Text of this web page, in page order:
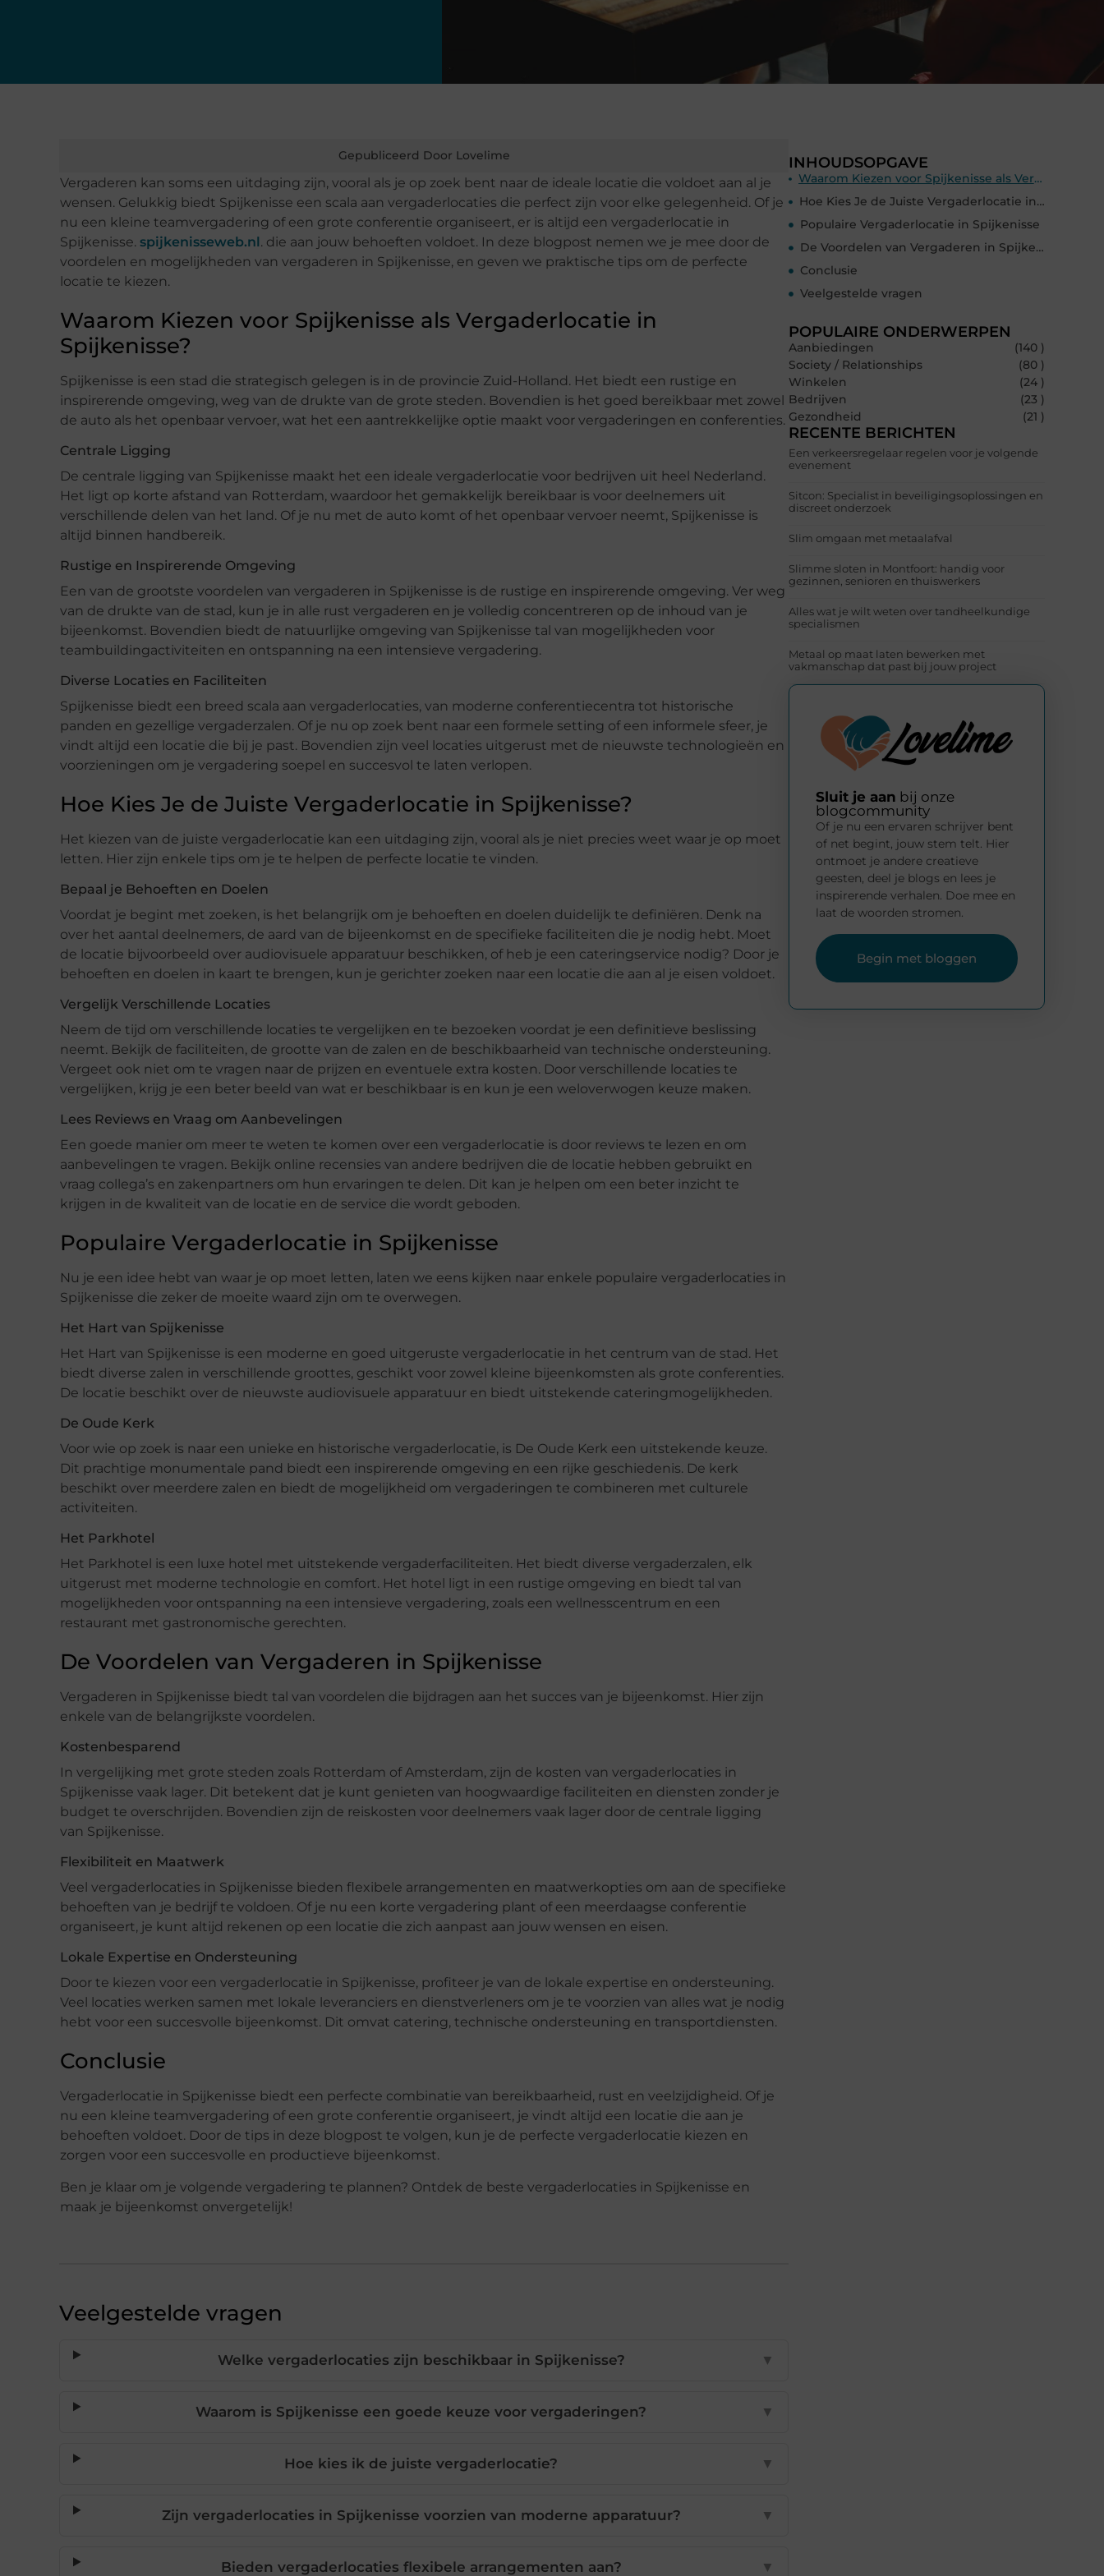
Gepubliceerd Door Lovelime
Vergaderen kan soms een uitdaging zijn, vooral als je op zoek bent naar de ideale locatie die voldoet aan al je
wensen. Gelukkig biedt Spijkenisse een scala aan vergaderlocaties die perfect zijn voor elke gelegenheid. Of je
nu een kleine teamvergadering of een grote conferentie organiseert, er is altijd een vergaderlocatie in
Spijkenisse. spijkenisseweb.nl . die aan jouw behoeften voldoet. In deze blogpost nemen we je mee door de
voordelen en mogelijkheden van vergaderen in Spijkenisse, en geven we praktische tips om de perfecte
locatie te kiezen.
Waarom Kiezen voor Spijkenisse als Vergaderlocatie in
Spijkenisse?
Spijkenisse is een stad die strategisch gelegen is in de provincie Zuid-Holland. Het biedt een rustige en
inspirerende omgeving, weg van de drukte van de grote steden. Bovendien is het goed bereikbaar met zowel
de auto als het openbaar vervoer, wat het een aantrekkelijke optie maakt voor vergaderingen en conferenties.
Centrale Ligging
De centrale ligging van Spijkenisse maakt het een ideale vergaderlocatie voor bedrijven uit heel Nederland.
Het ligt op korte afstand van Rotterdam, waardoor het gemakkelijk bereikbaar is voor deelnemers uit
verschillende delen van het land. Of je nu met de auto komt of het openbaar vervoer neemt, Spijkenisse is
altijd binnen handbereik.
Rustige en Inspirerende Omgeving
Een van de grootste voordelen van vergaderen in Spijkenisse is de rustige en inspirerende omgeving. Ver weg
van de drukte van de stad, kun je in alle rust vergaderen en je volledig concentreren op de inhoud van je
bijeenkomst. Bovendien biedt de natuurlijke omgeving van Spijkenisse tal van mogelijkheden voor
teambuildingactiviteiten en ontspanning na een intensieve vergadering.
Diverse Locaties en Faciliteiten
Spijkenisse biedt een breed scala aan vergaderlocaties, van moderne conferentiecentra tot historische
panden en gezellige vergaderzalen. Of je nu op zoek bent naar een formele setting of een informele sfeer, je
vindt altijd een locatie die bij je past. Bovendien zijn veel locaties uitgerust met de nieuwste technologieën en
voorzieningen om je vergadering soepel en succesvol te laten verlopen.
Hoe Kies Je de Juiste Vergaderlocatie in Spijkenisse?
Het kiezen van de juiste vergaderlocatie kan een uitdaging zijn, vooral als je niet precies weet waar je op moet
letten. Hier zijn enkele tips om je te helpen de perfecte locatie te vinden.
Bepaal je Behoeften en Doelen
Voordat je begint met zoeken, is het belangrijk om je behoeften en doelen duidelijk te definiëren. Denk na
over het aantal deelnemers, de aard van de bijeenkomst en de specifieke faciliteiten die je nodig hebt. Moet
de locatie bijvoorbeeld over audiovisuele apparatuur beschikken, of heb je een cateringservice nodig? Door je
behoeften en doelen in kaart te brengen, kun je gerichter zoeken naar een locatie die aan al je eisen voldoet.
Vergelijk Verschillende Locaties
Neem de tijd om verschillende locaties te vergelijken en te bezoeken voordat je een definitieve beslissing
neemt. Bekijk de faciliteiten, de grootte van de zalen en de beschikbaarheid van technische ondersteuning.
Vergeet ook niet om te vragen naar de prijzen en eventuele extra kosten. Door verschillende locaties te
vergelijken, krijg je een beter beeld van wat er beschikbaar is en kun je een weloverwogen keuze maken.
Lees Reviews en Vraag om Aanbevelingen
Een goede manier om meer te weten te komen over een vergaderlocatie is door reviews te lezen en om
aanbevelingen te vragen. Bekijk online recensies van andere bedrijven die de locatie hebben gebruikt en
vraag collega’s en zakenpartners om hun ervaringen te delen. Dit kan je helpen om een beter inzicht te
krijgen in de kwaliteit van de locatie en de service die wordt geboden.
Populaire Vergaderlocatie in Spijkenisse
Nu je een idee hebt van waar je op moet letten, laten we eens kijken naar enkele populaire vergaderlocaties in
Spijkenisse die zeker de moeite waard zijn om te overwegen.
Het Hart van Spijkenisse
Het Hart van Spijkenisse is een moderne en goed uitgeruste vergaderlocatie in het centrum van de stad. Het
biedt diverse zalen in verschillende groottes, geschikt voor zowel kleine bijeenkomsten als grote conferenties.
De locatie beschikt over de nieuwste audiovisuele apparatuur en biedt uitstekende cateringmogelijkheden.
De Oude Kerk
Voor wie op zoek is naar een unieke en historische vergaderlocatie, is De Oude Kerk een uitstekende keuze.
Dit prachtige monumentale pand biedt een inspirerende omgeving en een rijke geschiedenis. De kerk
beschikt over meerdere zalen en biedt de mogelijkheid om vergaderingen te combineren met culturele
activiteiten.
Het Parkhotel
Het Parkhotel is een luxe hotel met uitstekende vergaderfaciliteiten. Het biedt diverse vergaderzalen, elk
uitgerust met moderne technologie en comfort. Het hotel ligt in een rustige omgeving en biedt tal van
mogelijkheden voor ontspanning na een intensieve vergadering, zoals een wellnesscentrum en een
restaurant met gastronomische gerechten.
De Voordelen van Vergaderen in Spijkenisse
Vergaderen in Spijkenisse biedt tal van voordelen die bijdragen aan het succes van je bijeenkomst. Hier zijn
enkele van de belangrijkste voordelen.
Kostenbesparend
In vergelijking met grote steden zoals Rotterdam of Amsterdam, zijn de kosten van vergaderlocaties in
Spijkenisse vaak lager. Dit betekent dat je kunt genieten van hoogwaardige faciliteiten en diensten zonder je
budget te overschrijden. Bovendien zijn de reiskosten voor deelnemers vaak lager door de centrale ligging
van Spijkenisse.
Flexibiliteit en Maatwerk
Veel vergaderlocaties in Spijkenisse bieden flexibele arrangementen en maatwerkopties om aan de specifieke
behoeften van je bedrijf te voldoen. Of je nu een korte vergadering plant of een meerdaagse conferentie
organiseert, je kunt altijd rekenen op een locatie die zich aanpast aan jouw wensen en eisen.
Lokale Expertise en Ondersteuning
Door te kiezen voor een vergaderlocatie in Spijkenisse, profiteer je van de lokale expertise en ondersteuning.
Veel locaties werken samen met lokale leveranciers en dienstverleners om je te voorzien van alles wat je nodig
hebt voor een succesvolle bijeenkomst. Dit omvat catering, technische ondersteuning en transportdiensten.
Conclusie
Vergaderlocatie in Spijkenisse biedt een perfecte combinatie van bereikbaarheid, rust en veelzijdigheid. Of je
nu een kleine teamvergadering of een grote conferentie organiseert, je vindt altijd een locatie die aan je
behoeften voldoet. Door de tips in deze blogpost te volgen, kun je de perfecte vergaderlocatie kiezen en
zorgen voor een succesvolle en productieve bijeenkomst.
Ben je klaar om je volgende vergadering te plannen? Ontdek de beste vergaderlocaties in Spijkenisse en
maak je bijeenkomst onvergetelijk!
Veelgestelde vragen
Welke vergaderlocaties zijn beschikbaar in Spijkenisse? ▼
Waarom is Spijkenisse een goede keuze voor vergaderingen? ▼
Hoe kies ik de juiste vergaderlocatie? ▼
Zijn vergaderlocaties in Spijkenisse voorzien van moderne apparatuur? ▼
Bieden vergaderlocaties flexibele arrangementen aan? ▼
INHOUDSOPGAVE
Waarom Kiezen voor Spijkenisse als Vergaderlocatie in Spijkenisse?
Hoe Kies Je de Juiste Vergaderlocatie in Spijkenisse?
Populaire Vergaderlocatie in Spijkenisse
De Voordelen van Vergaderen in Spijkenisse
Conclusie
Veelgestelde vragen
POPULAIRE ONDERWERPEN
Aanbiedingen
(140 )
Society / Relationships
(80 )
Winkelen
(24 )
Bedrijven
(23 )
Gezondheid
(21 )
RECENTE BERICHTEN
Een verkeersregelaar regelen voor je volgende
evenement
Sitcon: Specialist in beveiligingsoplossingen en
discreet onderzoek
Slim omgaan met metaalafval
Slimme sloten in Montfoort: handig voor
gezinnen, senioren en thuiswerkers
Alles wat je wilt weten over tandheelkundige
specialismen
Metaal op maat laten bewerken met
vakmanschap dat past bij jouw project
Sluit je aan bij onze
blogcommunity
Of je nu een ervaren schrijver bent
of net begint, jouw stem telt. Hier
ontmoet je andere creatieve
geesten, deel je blogs en lees je
inspirerende verhalen. Doe mee en
laat de woorden stromen.
Begin met bloggen